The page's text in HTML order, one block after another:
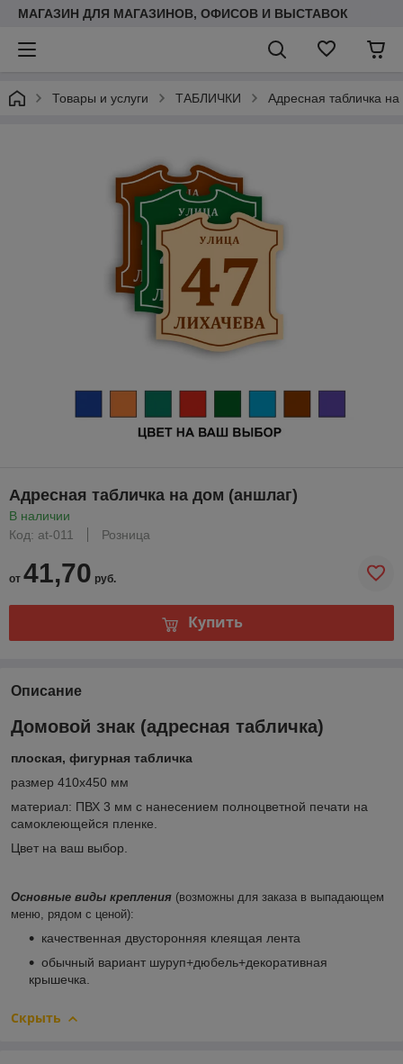
МАГАЗИН ДЛЯ МАГАЗИНОВ, ОФИСОВ И ВЫСТАВОК
Товары и услуги ТАБЛИЧКИ Адресная табличка
Адресная табличка на дом (аншлаг)
В наличии
Код: at-011
Розница
от 41,70 руб.
Купить
Описание
Домовой знак (адресная табличка)
плоская, фигурная табличка
размер 410х450 мм
материал: ПВХ 3 мм с нанесением полноцветной печати на
самоклеющейся пленке.
Цвет на ваш выбор.
Основные виды крепления (возможны для заказа в выпадающем
меню, рядом с ценой):
качественная двусторонняя клеящая лента
обычный вариант шуруп+дюбель+декоративная
крышечка.
Скрыть